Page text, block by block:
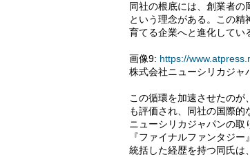
同社の根底には、創業者の
という理念がある。この
育てる企業へと進化してい
画像9: https://
株式会社ニューシリカジャ
この循環を加速させたのが
も評価され、同社の国際的
ニューシリカジャパンの取
『ファイナルファンタジ
統括した経歴を持つ同氏は